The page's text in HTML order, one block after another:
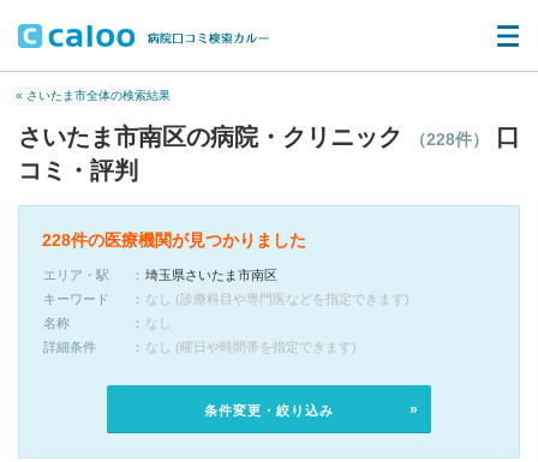
« さいたま市全体の検索結果
さいたま市南区の病院・クリニック （228件）
口
コミ・評判
228件の医療機関が見つかりました
エリア・駅
埼玉県さいたま市南区
キーワード
なし (診療科目や専門医などを指定できます)
名称
なし
詳細条件
なし (曜日や時間帯を指定できます)
条件変更・絞り込み